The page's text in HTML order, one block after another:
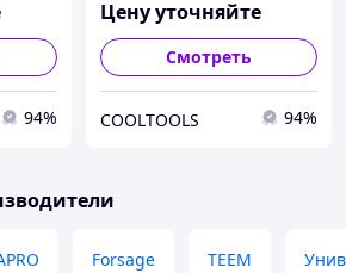
94%
Цену уточняйте
Смотреть
COOLTOOLS 94%
Forsage TEEM